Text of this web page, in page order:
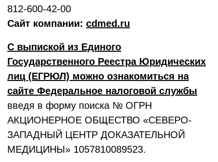
812-600-42-00
Сайт компании: cdmed.ru
С выпиской из Единого
Государственного Реестра Юридических
лиц (ЕГРЮЛ) можно ознакомиться на
сайте Федеральное налоговой службы
введя в форму поиска № ОГРН
АКЦИОНЕРНОЕ ОБЩЕСТВО «СЕВЕРО-
ЗАПАДНЫЙ ЦЕНТР ДОКАЗАТЕЛЬНОЙ
МЕДИЦИНЫ» 1057810089523.